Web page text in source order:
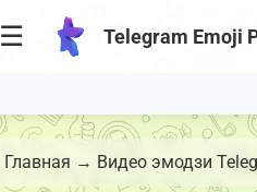
☰ Telegram Emoji
Главная → Видео эмодзи